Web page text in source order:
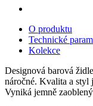
O produktu
Technické
Kolekce
Designová barová
náročné. Kvalita a styl
Vyniká jemně